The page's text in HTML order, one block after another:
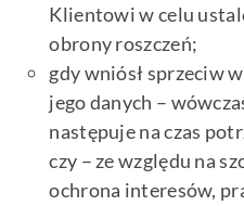
Klientowi w celu
obrony roszczeń;
gdy wniósł sprzeciw
jego danych –
następuje na czas
czy – ze względu na
ochrona interesów,